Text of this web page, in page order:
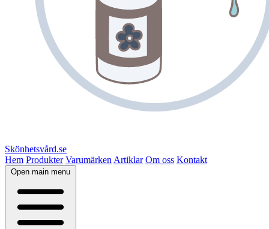
Skönhetsvård.se
Hem Produkter Varumärken Artiklar Om oss Kontakt
Open main menu